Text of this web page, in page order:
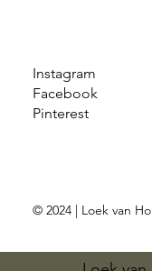
Instagram
Facebook
Pinterest
© 2024 | Loek van